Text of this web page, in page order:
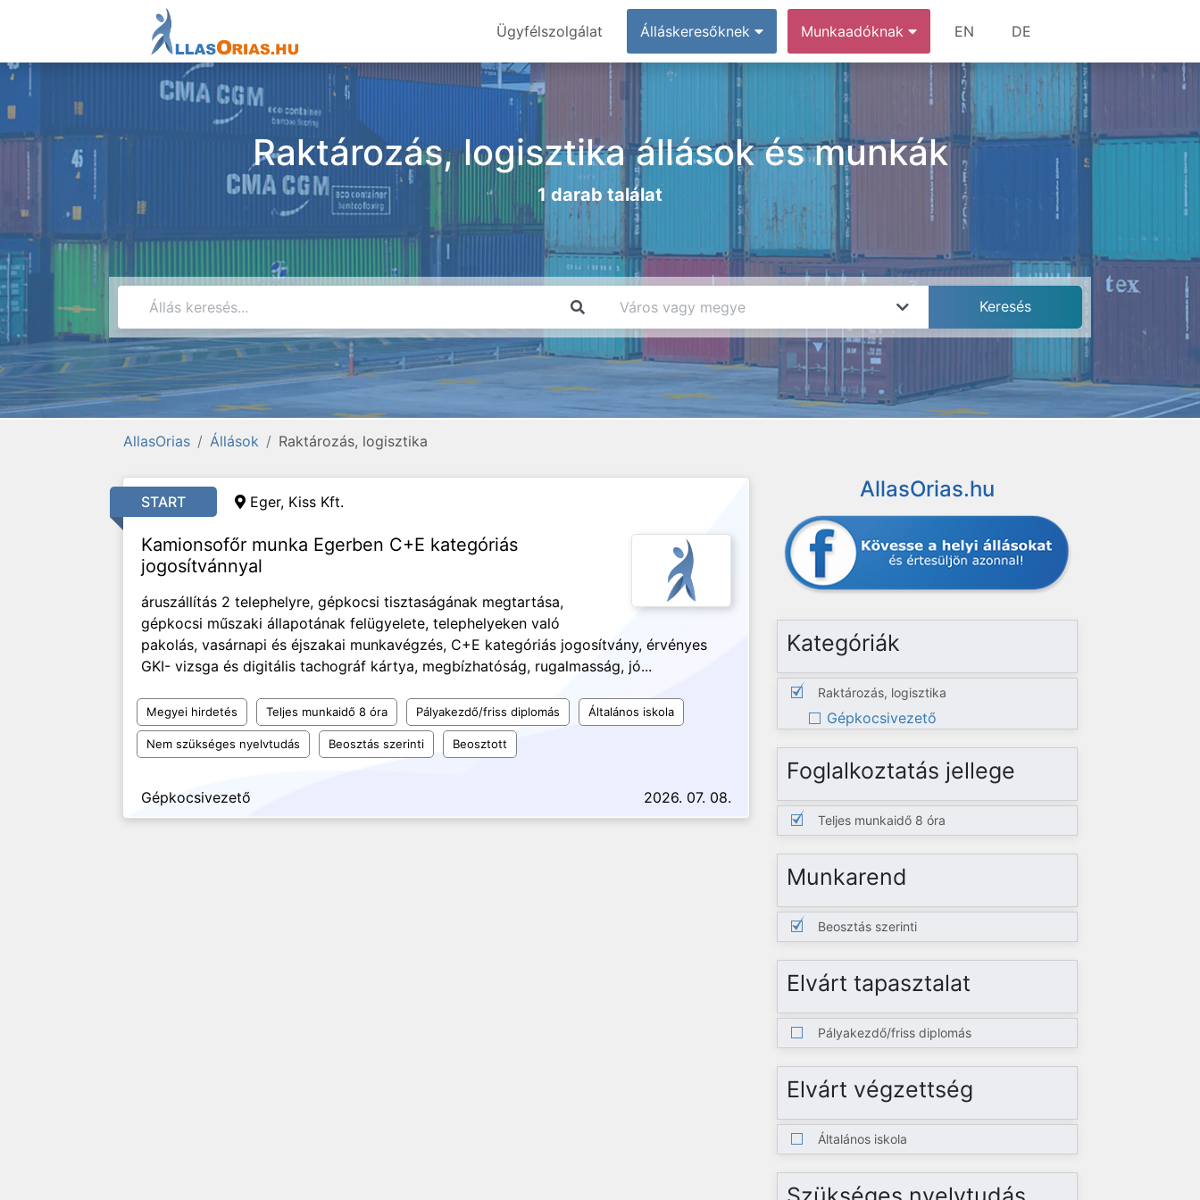
Ügyfélszolgálat Álláskeresőknek Munkaadóknak EN DE
Raktározás, logisztika állások és munkák
1 darab találat
AllasOrias Állások Raktározás, logisztika
START Eger, Kiss Kft.
Kamionsofőr munka Egerben C+E kategóriás
jogosítvánnyal
áruszállítás 2 telephelyre, gépkocsi tisztaságának megtartása,
gépkocsi műszaki állapotának felügyelete, telephelyeken való
pakolás, vasárnapi és éjszakai munkavégzés, C+E kategóriás jogosítvány, érvényes
GKI- vizsga és digitális tachográf kártya, megbízhatóság, rugalmasság, jó...
Megyei hirdetés Teljes munkaidő 8 óra Pályakezdő/friss diplomás Általános iskola
Nem szükséges nyelvtudás Beosztás szerinti Beosztott
Gépkocsivezető 2026. 07. 08.
AllasOrias.hu
Kategóriák
Raktározás, logisztika
Gépkocsivezető
Foglalkoztatás jellege
Teljes munkaidő 8 óra
Munkarend
Beosztás szerinti
Elvárt tapasztalat
Pályakezdő/friss diplomás
Elvárt végzettség
Általános iskola